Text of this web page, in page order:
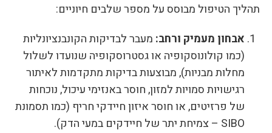
תהליך הטיפול מבוסס על מספר שלבים חיוניים:
אבחון מעמיק ורחב: מעבר לבדיקות הקונבנציונליות
(כמו קולונוסקופיה או גסטרוסקופיה שנועדו לשלול
מחלות מבניות), מבוצעות בדיקות מתקדמות לאיתור
רגישויות סמויות למזון, חוסר באנזימי עיכול, נוכחות
של פרזיטים, או חוסר איזון חיידקי חריף (כמו תסמונת
SIBO – צמיחת יתר של חיידקים במעי הדק).